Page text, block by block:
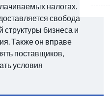
налогах.
свобода
бизнеса и
Также он вправе
поставщиков,
условия